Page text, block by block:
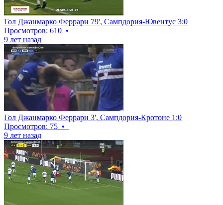
Гол Джанмарко Феррари 79', Сампдория-Ювентус 3:0
Просмотров: 610 •
9 лет назад
Гол Джанмарко Феррари 3', Сампдория-Кротоне 1:0
Просмотров: 75 •
9 лет назад